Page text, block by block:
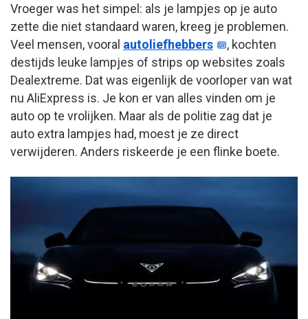
Vroeger was het simpel: als je lampjes op je auto
zette die niet standaard waren, kreeg je problemen.
Veel mensen, vooral autoliefhebbers
, kochten
destijds leuke lampjes of strips op websites zoals
Dealextreme. Dat was eigenlijk de voorloper van wat
nu AliExpress is. Je kon er van alles vinden om je
auto op te vrolijken. Maar als de politie zag dat je
auto extra lampjes had, moest je ze direct
verwijderen. Anders riskeerde je een flinke boete.